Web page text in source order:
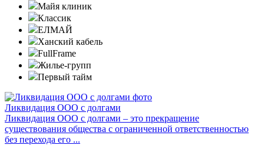
Майя клиник
Классик
ЕЛМАЙ
Ханский кабель
FullFrame
Жилье-групп
Первый тайм
Ликвидация ООО с долгами
Ликвидация ООО с долгами – это прекращение
существования общества с ограниченной ответственностью
без перехода его ...